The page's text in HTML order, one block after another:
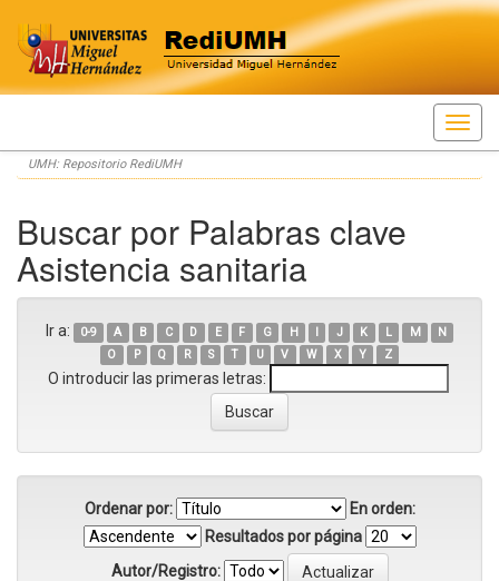
Skip
navigation
UMH: Repositorio RediUMH
Buscar por Palabras clave
Asistencia sanitaria
Ir a: 0-9 A B C D E F G H I J K L M
N
O
P Q R S T U V W X Y Z
O introducir las primeras letras:
Ordenar por:
En orden:
Resultados por página
Autor/Registro: